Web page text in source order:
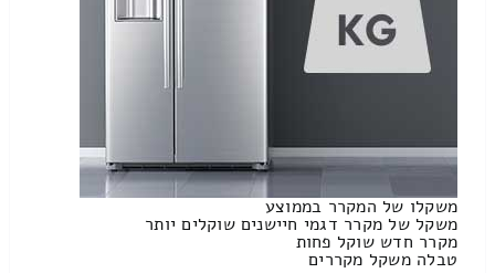
משקלו של המקרר בממוצע
משקל של מקרר דגמי חיישנים שוקלים יותר
מקרר חדש שוקל פחות
טבלה משקל מקררים